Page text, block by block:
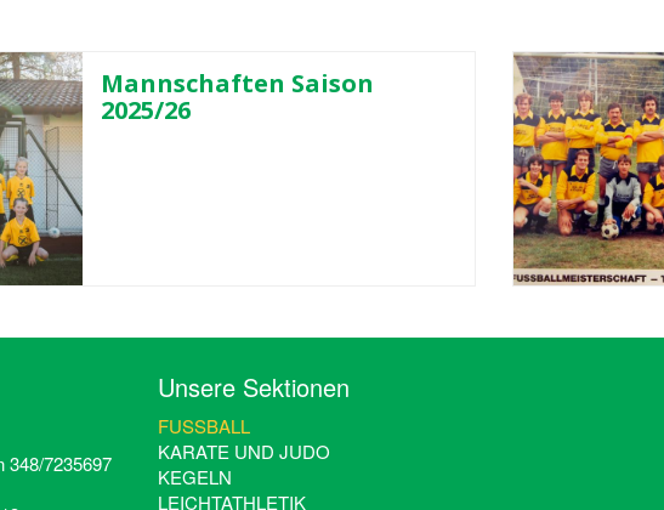
Mannschaften Saison
2025/26
348/7235697
Unsere Sektionen
FUSSBALL
KARATE UND JUDO
KEGELN
LEICHTATHLETIK